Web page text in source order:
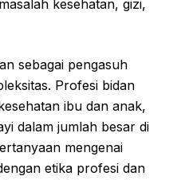
kesehatan, gizi,
sebagai pengasuh
Profesi bidan
ibu dan anak,
dalam jumlah besar di
mengenai
etika profesi dan